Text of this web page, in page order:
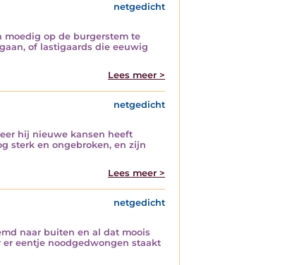
netgedicht
moedig op de burgerstem te
of lastigaards die eeuwig
Lees meer >
netgedicht
hij nieuwe kansen heeft
sterk en ongebroken, en zijn
Lees meer >
netgedicht
naar buiten en al dat moois
eentje noodgedwongen staakt